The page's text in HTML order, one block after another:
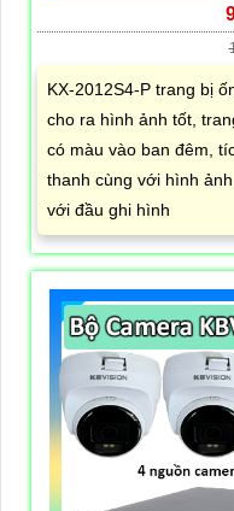
KX-2012S4-P trang bị
cho ra hình ảnh tốt,
có màu vào ban đêm,
thanh cùng với hình
với đầu ghi hình